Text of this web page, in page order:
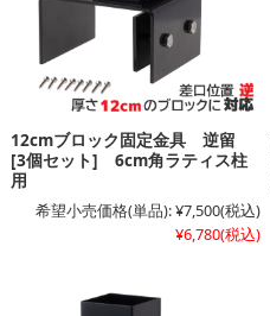
12cmブロック固定金具 逆留
[3個セット] 6cm角ラティス柱
用
希望小売価格(単品):¥7,500(税込)
¥6,780(税込)